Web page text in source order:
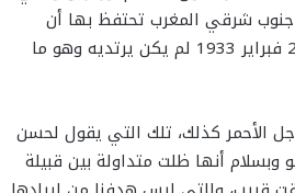
جنوب شرقي المغرب تحتفظ بها أن
بورنازيل يوم مقتله في 28 فبراير 1933 لم يكن يرتديه وهو ما
الأحمر كذلك، تلك التي يقول لحسن
أنها ظلت متداولة بين قبيلة